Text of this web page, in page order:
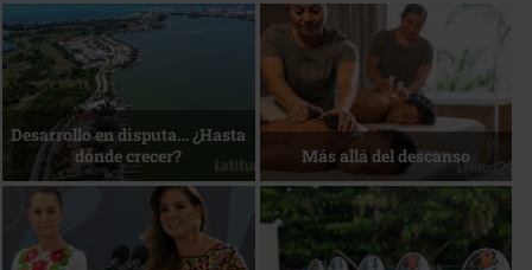
Bottega, un viaje servido a la
mesa
Energía que Impulsa la
competitividad